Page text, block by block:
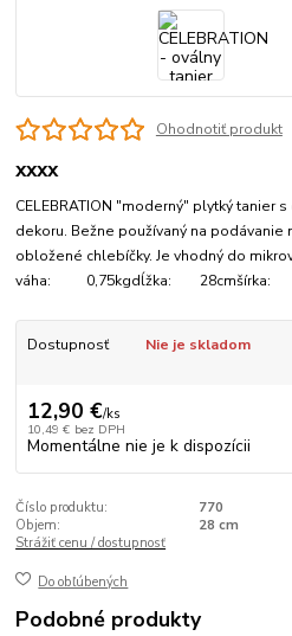
Ohodnotiť produkt
xxxx
CELEBRATION "moderný" plytký tanier
dekoru. Bežne používaný na
obložené chlebíčky. Je vhodný do
váha: 0,75kgdĺžka: 28cmšírka:
Dostupnosť Nie je skladom
12,90 €/ks
10,49 € bez DPH
Momentálne nie je k dispozícii
Číslo produktu:
770
Objem:
28 cm
Strážiť cenu / dostupnosť
Do obľúbených
Podobné produkty